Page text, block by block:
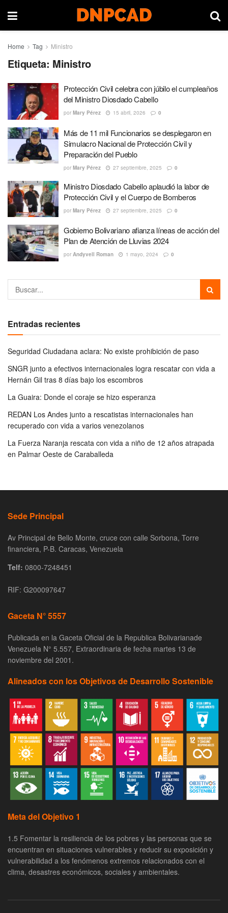
Home Tag Ministro
Etiqueta: Ministro
Protección Civil celebra con júbilo el cumpleaños
del Ministro Diosdado Cabello
por Mary Pérez 15 abril, 2026 0
Más de 11 mil Funcionarios se desplegaron en
Simulacro Nacional de Protección Civil y
Preparación del Pueblo
por Mary Pérez 27 septiembre, 2025 0
Ministro Diosdado Cabello aplaudió la labor de
Protección Civil y el Cuerpo de Bomberos
por Mary Pérez 27 septiembre, 2025 0
Gobierno Bolivariano afianza líneas de acción del
Plan de Atención de Lluvias 2024
por Andyvell Roman 1 mayo, 2024 0
Entradas recientes
Seguridad Ciudadana aclara: No existe prohibición de paso
SNGR junto a efectivos internacionales logra rescatar con vida a
Hernán Gil tras 8 días bajo los escombros
La Guaira: Donde el coraje se hizo esperanza
REDAN Los Andes junto a rescatistas internacionales han
recuperado con vida a varios venezolanos
La Fuerza Naranja rescata con vida a niño de 12 años atrapada
en Palmar Oeste de Caraballeda
Sede Principal
Av Principal de Bello Monte, cruce con calle Sorbona, Torre
financiera, P-B. Caracas, Venezuela
Telf: 0800-7248451
RIF: G200097647
Gaceta N° 5557
Publicada en la Gaceta Oficial de la Republica Bolivarianade
Venezuela N° 5.557, Extraordinaria de fecha martes 13 de
noviembre del 2001.
Alineados con los Objetivos de Desarrollo Sostenible
Meta del Objetivo 1
1.5 Fomentar la resiliencia de los pobres y las personas que se
encuentran en situaciones vulnerables y reducir su exposición y
vulnerabilidad a los fenómenos extremos relacionados con el
clima, desastres económicos, sociales y ambientales.